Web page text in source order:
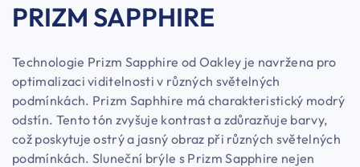
PRIZM SAPPHIRE
Technologie Prizm Sapphire od Oakley je navržena pro
optimalizaci viditelnosti v různých světelných
podmínkách. Prizm Saphhire má charakteristický modrý
odstín. Tento tón zvyšuje kontrast a zdůrazňuje barvy,
což poskytuje ostrý a jasný obraz při různých světelných
podmínkách. Sluneční brýle s Prizm Sapphire nejen